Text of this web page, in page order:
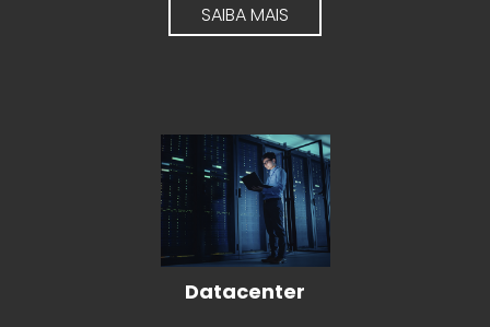
SAIBA MAIS
Datacenter